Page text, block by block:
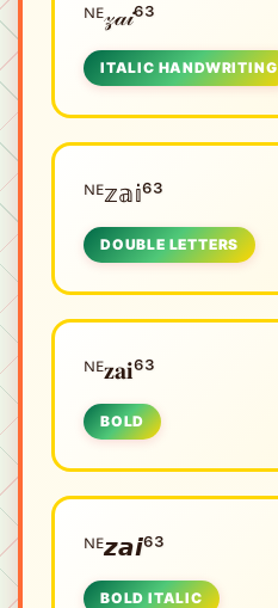
ᴺᴱㅤ𝓏𝒶𝒾⁶³
ITALIC HANDWRITING
ᴺᴱㅤ𝕫𝕒𝕚⁶³
DOUBLE LETTERS
ᴺᴱㅤ𝐳𝐚𝐢⁶³
BOLD
ᴺᴱㅤ𝙯𝙖𝙞⁶³
BOLD ITALIC